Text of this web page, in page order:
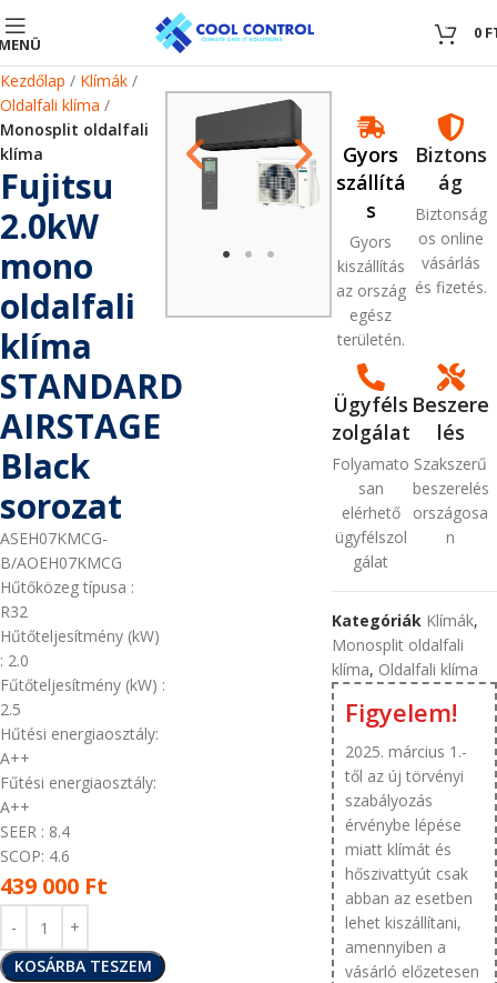
0 0
Kezdőlap
Klímák
Oldalfali klíma
Monosplit oldalfali
klíma
Fujitsu
2.0kW
mono
oldalfali
klíma
STANDARD
AIRSTAGE
Black
sorozat
ASEH07KMCG-
B/AOEH07KMCG
Hűtőközeg típusa :
R32
Hűtőteljesítmény (kW)
: 2.0
Fűtőteljesítmény (kW) :
2.5
Hűtési energiaosztály:
A++
Fűtési energiaosztály:
A++
SEER : 8.4
SCOP: 4.6
439 000 Ft
KOSÁRBA TESZEM
Gyors
szállítá
s
Gyors
kiszállítás
az ország
egész
területén.
Biztons
ág
Biztonság
os online
vásárlás
és fizetés.
Ügyféls
zolgálat
Folyamato
san
elérhető
ügyfélszol
gálat
Beszere
lés
Szakszerű
beszerelés
országosa
n
Kategóriák Klímák,
Monosplit oldalfali
klíma, Oldalfali klíma
Figyelem!
2025. március 1.-
től az új törvényi
szabályozás
érvénybe lépése
miatt klímát és
hőszivattyút csak
abban az esetben
lehet kiszállítani,
amennyiben a
vásárló előzetesen